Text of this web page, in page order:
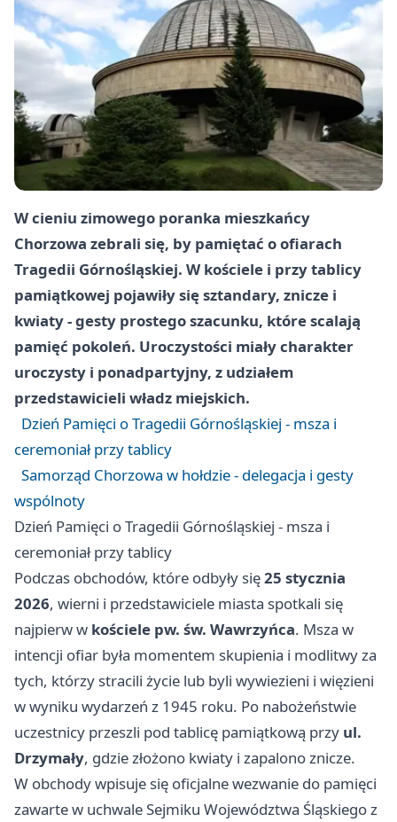
W cieniu zimowego poranka mieszkańcy
Chorzowa zebrali się, by pamiętać o ofiarach
Tragedii Górnośląskiej. W kościele i przy tablicy
pamiątkowej pojawiły się sztandary, znicze i
kwiaty - gesty prostego szacunku, które scalają
pamięć pokoleń. Uroczystości miały charakter
uroczysty i ponadpartyjny, z udziałem
przedstawicieli władz miejskich.
Dzień Pamięci o Tragedii Górnośląskiej - msza i
ceremoniał przy tablicy
Samorząd Chorzowa w hołdzie - delegacja i gesty
wspólnoty
Dzień Pamięci o Tragedii Górnośląskiej - msza i
ceremoniał przy tablicy
Podczas obchodów, które odbyły się25 stycznia
2026, wierni i przedstawiciele miasta spotkali się
najpierw w kościele pw. św. Wawrzyńca. Msza w
intencji ofiar była momentem skupienia i modlitwy za
tych, którzy stracili życie lub byli wywiezieni i więzieni
w wyniku wydarzeń z 1945 roku. Po nabożeństwie
uczestnicy przeszli pod tablicę pamiątkową przy ul.
Drzymały, gdzie złożono kwiaty i zapalono znicze.
W obchody wpisuje się oficjalne wezwanie do pamięci
zawarte w uchwale Sejmiku Województwa Śląskiego z